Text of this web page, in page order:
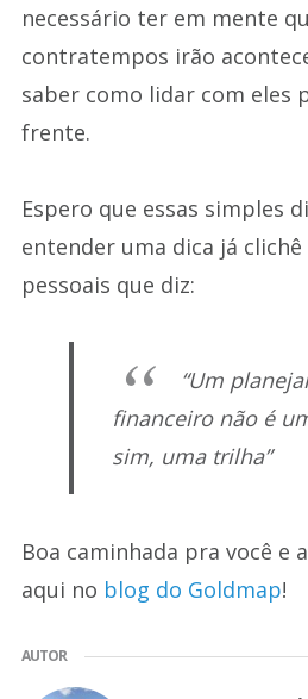
necessário ter em mente
contratempos irão
saber como lidar com eles
frente.
Espero que essas simples
entender uma dica já clichê
pessoais que diz:
“Um
financeiro não é
sim, uma trilha”
Boa caminhada pra você
aqui no blog do Goldmap!
AUTOR